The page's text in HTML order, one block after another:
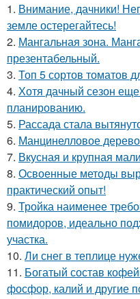
1. Внимание, дачники!
земле остерегайтесь!
2. Мангальная зона.
презентабельный.
3. Топ 5 сортов томатов
4. Хотя дачный сезон
планированию.
5. Рассада стала
6. Манцинелловое
7. Вкусная и крупная
8. Освоенные методы
практический опыт!
9. Тройка наименее
помидоров, идеально
участка.
10. Ли снег в теплице
11. Богатый состав
фосфор, калий и другие